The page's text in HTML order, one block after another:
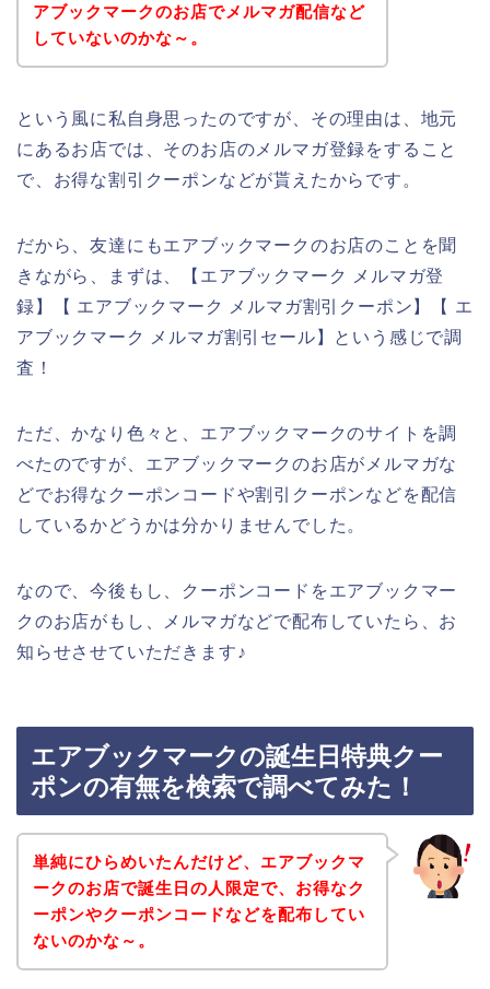
アブックマークのお店でメルマガ配信など
していないのかな～。
という風に私自身思ったのですが、その理由は、地元
にあるお店では、そのお店のメルマガ登録をすること
で、お得な割引クーポンなどが貰えたからです。
だから、友達にもエアブックマークのお店のことを聞
きながら、まずは、【エアブックマーク メルマガ登
録】【 エアブックマーク メルマガ割引クーポン】【 エ
アブックマーク メルマガ割引セール】という感じで調
査！
ただ、かなり色々と、エアブックマークのサイトを調
べたのですが、エアブックマークのお店がメルマガな
どでお得なクーポンコードや割引クーポンなどを配信
しているかどうかは分かりませんでした。
なので、今後もし、クーポンコードをエアブックマー
クのお店がもし、メルマガなどで配布していたら、お
知らせさせていただきます♪
エアブックマークの誕生日特典クー
ポンの有無を検索で調べてみた！
単純にひらめいたんだけど、エアブックマ
ークのお店で誕生日の人限定で、お得なク
ーポンやクーポンコードなどを配布してい
ないのかな～。